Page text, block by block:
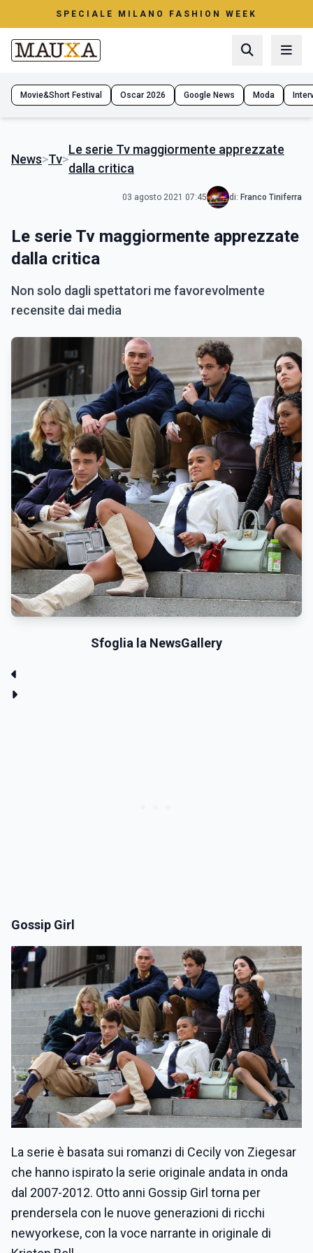
SPECIALE MILANO FASHION WEEK
Movie&Short Festival Oscar 2026 Google News Moda
News>Tv>
Le serie Tv maggiormente apprezzate
dalla critica
03 agosto 2021 07:45 di: Franco Tiniferra
Le serie Tv maggiormente apprezzate
dalla critica
Non solo dagli spettatori me favorevolmente
recensite dai media
Sfoglia la NewsGallery
Gossip Girl
La serie è basata sui romanzi di Cecily von Ziegesar
che hanno ispirato la serie originale andata in onda
dal 2007-2012. Otto anni Gossip Girl torna per
prendersela con le nuove generazioni di ricchi
newyorkese, con la voce narrante in originale di